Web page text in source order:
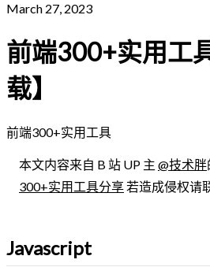
March 27, 2023
前端300+实用工
载】
前端300+实用工具
本文内容来自 B 站 UP 主 @技术胖
300+实用工具分享若造成侵权请
Javascript